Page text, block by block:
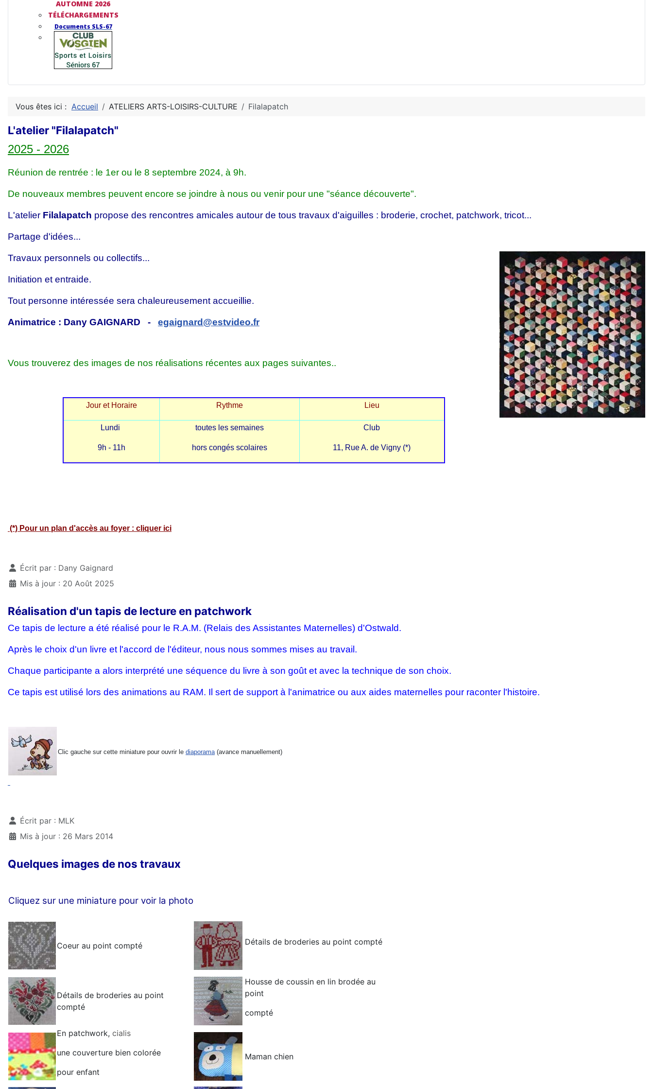
AUTOMNE 2026
TÉLÉCHARGEMENTS
Documents SLS-67
Vous êtes ici : Accueil ATELIERS ARTS-LOISIRS-CULTURE Filalapatch
L'atelier "Filalapatch"
2025 - 2026
Réunion de rentrée : le 1er ou le 8 septembre 2024, à 9h.
De nouveaux membres peuvent encore se joindre à nous ou venir pour une "séance découverte".
L'atelier Filalapatch propose des rencontres amicales autour de tous travaux d'aiguilles : broderie, crochet, patchwork, tricot...
Partage d'idées...
Travaux personnels ou collectifs...
Initiation et entraide.
Tout personne intéressée sera chaleureusement accueillie.
Animatrice : Dany GAIGNARD - egaignard@estvideo.fr
Vous trouverez des images de nos réalisations récentes aux pages suivantes..
Jour et Horaire Rythme Lieu
Lundi
9h - 11h
toutes les semaines
hors congés scolaires
Club
11, Rue A. de Vigny (*)
(*) Pour un plan d'accès au foyer : cliquer ici
DétailsÉcrit par : Dany Gaignard
Mis à jour : 20 Août 2025
Réalisation d'un tapis de lecture en patchwork
Ce tapis de lecture a été réalisé pour le R.A.M. (Relais des Assistantes Maternelles) d'Ostwald.
Après le choix d'un livre et l'accord de l'éditeur, nous nous sommes mises au travail.
Chaque participante a alors interprété une séquence du livre à son goût et avec la technique de son choix.
Ce tapis est utilisé lors des animations au RAM. Il sert de support à l'animatrice ou aux aides maternelles pour raconter l'histoire.
Clic gauche sur cette miniature pour ouvrir le diaporama(avance manuellement)
DétailsÉcrit par : MLK
Mis à jour : 26 Mars 2014
Quelques images de nos travaux
Cliquez sur une miniature pour voir la photo
Coeur au point compté Détails de broderies au point compté
Détails de broderies au point
compté
Housse de coussin en lin brodée au
point
compté
En patchwork, cialis
une couverture bien colorée
pour enfant
Maman chien